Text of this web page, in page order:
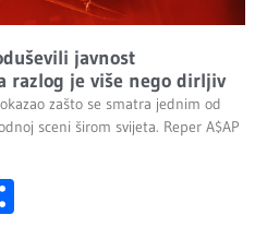
javnost
razlog je više nego dirljiv
zašto se smatra jednim od
sceni širom svijeta. Reper A$AP